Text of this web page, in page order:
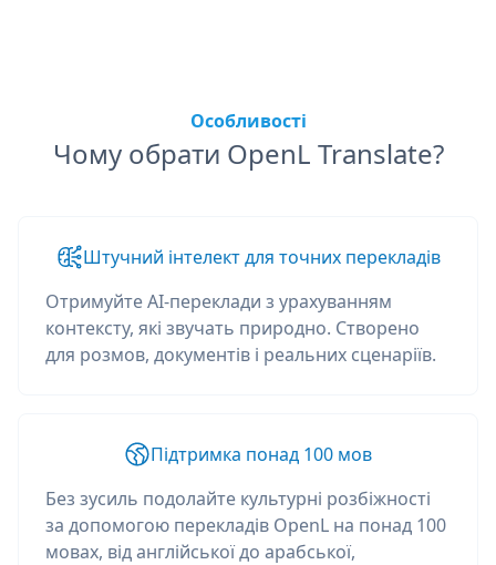
Особливості
Чому обрати OpenL Translate?
Штучний інтелект для точних перекладів
Отримуйте AI-переклади з урахуванням
контексту, які звучать природно. Створено
для розмов, документів і реальних сценаріїв.
Підтримка понад 100 мов
Без зусиль подолайте культурні розбіжності
за допомогою перекладів OpenL на понад 100
мовах, від англійської до арабської,